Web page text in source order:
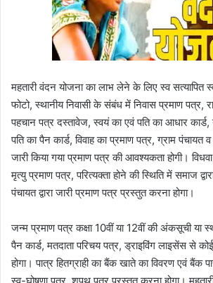
महतारी वंदन योजना का लाभ लेने के लिए स्व सत्यापित
फोटो, स्थानीय निवासी के संबंध में निवास प्रमाण पत्र,
पहचान पत्र दस्तावेज, स्वयं का एवं पति का आधार कार्ड,
पति का पैन कार्ड, विवाह का प्रमाण पत्र, ग्राम पंचायत व
जारी किया गया प्रमाण पत्र की आवश्यकता होगी।
मृत्यु प्रमाण पत्र, परित्यक्ता होने की स्थिति में समाज
पंचायत द्वारा जारी प्रमाण पत्र प्रस्तुत करना होगा।
जन्म प्रमाण पत्र कक्षा 10वीं या 12वीं की अंकसूची या
पैन कार्ड, मतदाता परिचय पत्र, ड्राइविंग लाइसेंस से
होगा। पात्र हितग्राही का बैंक खाते का विवरण एवं बैंक